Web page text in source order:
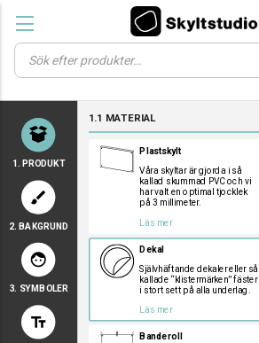
Products
search
a
a
aa
1. PRODUKT
brush
2. BAKGRUND
face
3. SYMBOLER
text_fields
1.1 MATERIAL
Plastskylt
Våra skyltar är gjorda i så
kallad skummad PVC och vi
har valt en optimal tjocklek
på 3 millimeter.
Läs mer
Dekal
Självhäftande dekaler eller så
kallade “klistermärken” fäster
i stort sett på alla underlag.
Läs mer
Banderoll